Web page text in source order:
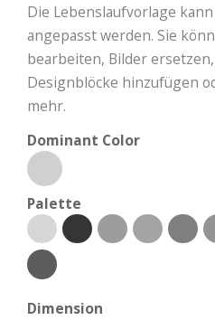
Die Lebenslaufvorlage
angepasst werden. Sie
bearbeiten, Bilder
Designblöcke hinzufügen
mehr.
Dominant Color
Palette
Dimension